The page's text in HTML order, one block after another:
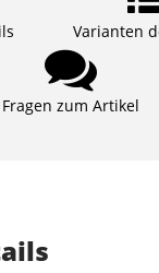
Varianten
Fragen zum Artikel